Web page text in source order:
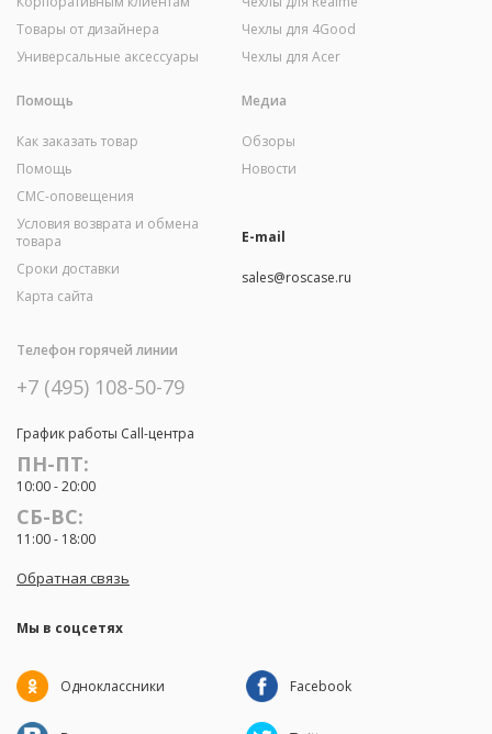
Товары от дизайнера
Универсальные аксессуары
Чехлы для 4Good
Чехлы для Acer
Помощь
Как заказать товар
Помощь
СМС-оповещения
Условия возврата и обмена
товара
Сроки доставки
Карта сайта
Медиа
Обзоры
Новости
E-mail
sales@roscase.ru
Телефон горячей линии
+7 (495) 108-50-79
График работы Call-центра
ПН-ПТ:
10:00 - 20:00
СБ-ВС:
11:00 - 18:00
Обратная связь
Мы в соцсетях
Одноклассники Facebook